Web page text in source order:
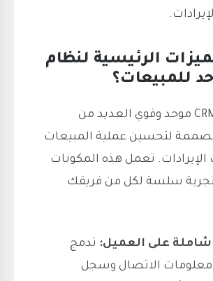
الرئيسية لنظام
يوفر نظام CRM موحد وقوي العديد من
لتحسين عملية المبيعات
تعمل هذه المكونات
تجربة سلسة لكل من فريقك
على العميل: تدمج
الاتصال وسجل